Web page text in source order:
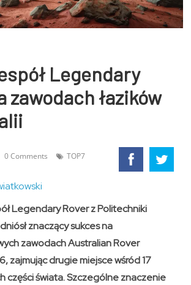
Legendary
zawodach łazików
0 Comments TOP7
Legendary Rover z Politechniki
znaczący sukces na
zawodach Australian Rover
zajmując drugie miejsce wśród 17
części świata. Szczególne znaczenie